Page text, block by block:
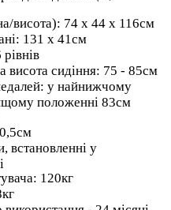
висота): 74 х 44 х 116см
131 х 41см
висота сидіння: 75 - 85см
у найнижчому
положенні 83см
встановленні у
120кг